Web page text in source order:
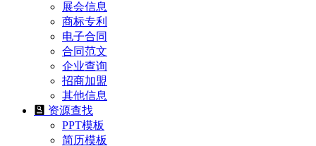
展会信息
商标专利
电子合同
合同范文
企业查询
招商加盟
其他信息
资源查找
PPT模板
简历模板